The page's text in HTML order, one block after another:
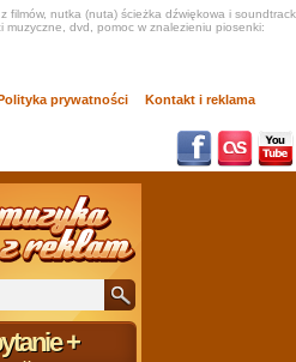
filmów, nutka (nuta) ścieżka dźwiękowa i soundtrack
muzyczne, dvd, pomoc w znalezieniu piosenki:
prywatności Kontakt i reklama
+